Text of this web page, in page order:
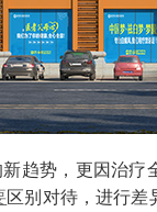
新趋势，更因治疗
区别对待，进行差